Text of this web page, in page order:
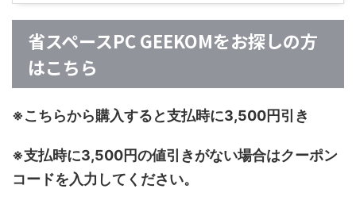
省スペースPC GEEKOMをお探しの方
はこちら
※こちらから購入すると支払時に3,500円引き
※支払時に3,500円の値引きがない場合はクーポン
コードを入力してください。